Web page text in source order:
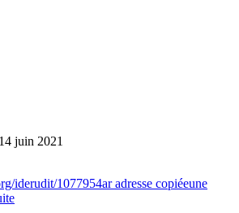
juin 2021
iderudit/1077954aradresse copiéeune